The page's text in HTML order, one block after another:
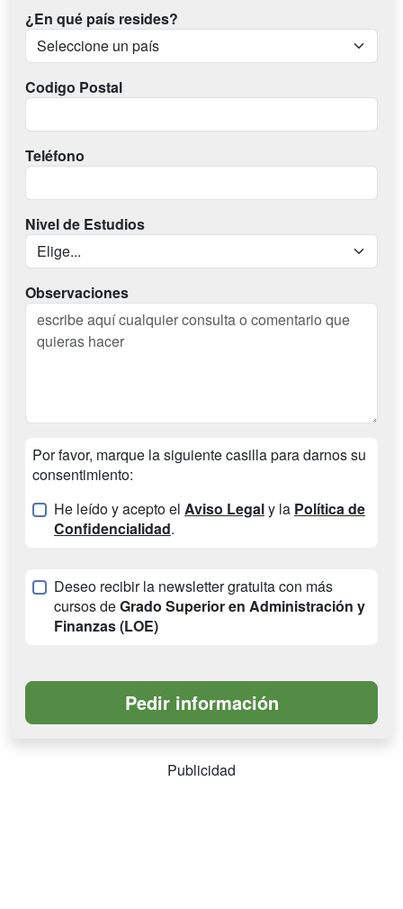
¿En qué país resides?
Codigo Postal
Teléfono
Nivel de Estudios
Observaciones
Por favor, marque la siguiente casilla para darnos su
consentimiento:
He leído y acepto el Aviso Legaly la Política de
Confidencialidad.
Deseo recibir la newsletter gratuita con más
cursos deGrado Superior en Administración y
Finanzas (LOE)
Publicidad